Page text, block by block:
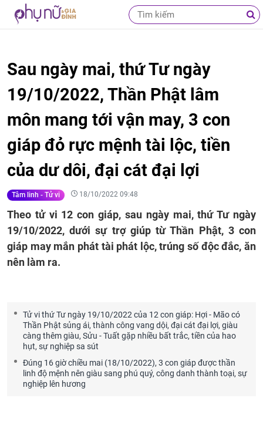
Sau ngày mai, thứ Tư ngày
19/10/2022, Thần Phật lâm
môn mang tới vận may, 3 con
giáp đỏ rực mệnh tài lộc, tiền
của dư dôi, đại cát đại lợi
Tâm linh - Tử vi 18/10/2022 09:48
Theo tử vi 12 con giáp, sau ngày mai, thứ Tư ngày
19/10/2022, dưới sự trợ giúp từ Thần Phật, 3 con
giáp may mắn phát tài phát lộc, trúng số độc đắc, ăn
nên làm ra.
Tử vi thứ Tư ngày 19/10/2022 của 12 con giáp: Hợi - Mão có
Thần Phật sủng ái, thành công vang dội, đại cát đại lợi, giàu
càng thêm giàu, Sửu - Tuất gặp nhiều bất trắc, tiền của hao
hụt, sự nghiệp sa sút
Đúng 16 giờ chiều mai (18/10/2022), 3 con giáp được thần
linh độ mệnh nên giàu sang phú quý, công danh thành toại, sự
nghiệp lên hương